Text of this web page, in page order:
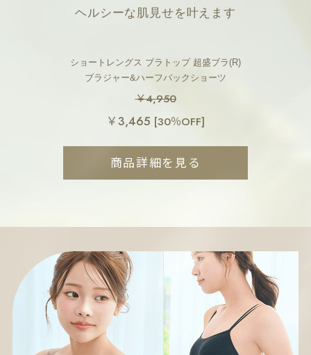
ヘルシーな肌見せを叶えます
ショートレングス ブラトップ 超盛ブラ(R)
ブラジャー&ハーフバックショーツ
￥4,950
￥3,465 [30％OFF]
商品詳細を見る